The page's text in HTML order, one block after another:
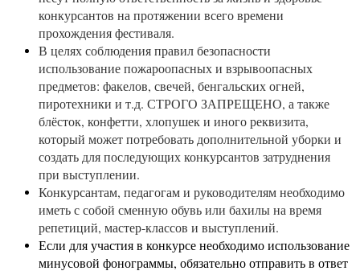
конкурсантов на протяжении всего времени
прохождения фестиваля.
В целях соблюдения правил безопасности
использование пожароопасных и взрывоопасных
предметов: факелов, свечей, бенгальских огней,
пиротехники и т.д. СТРОГО ЗАПРЕЩЕНО, а также
блёсток, конфетти, хлопушек и иного реквизита,
который может потребовать дополнительной уборки и
создать для последующих конкурсантов затруднения
при выступлении.
Конкурсантам, педагогам и руководителям необходимо
иметь с собой сменную обувь или бахилы на время
репетиций, мастер-классов и выступлений.
Если для участия в конкурсе необходимо использование
минусовой фонограммы, обязательно отправить в ответ